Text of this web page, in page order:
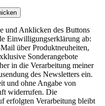
und Anklicken des Buttons
Einwilligungserklärung ab:
über Produktneuheiten,
Sonderangebote
in die Verarbeitung meiner
des Newsletters ein.
und ohne Angabe von
widerrufen. Die
erfolgten Verarbeitung bleibt